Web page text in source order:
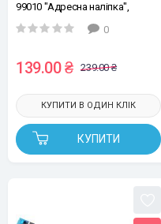
99010 "Адресна наліпка",
термопапір, Ш:28мм х В:89мм,
99010 LW S0722370
0
139.00 ₴ 239.00 ₴
КУПИТИ
КУПИТИ В ОДИН КЛІК